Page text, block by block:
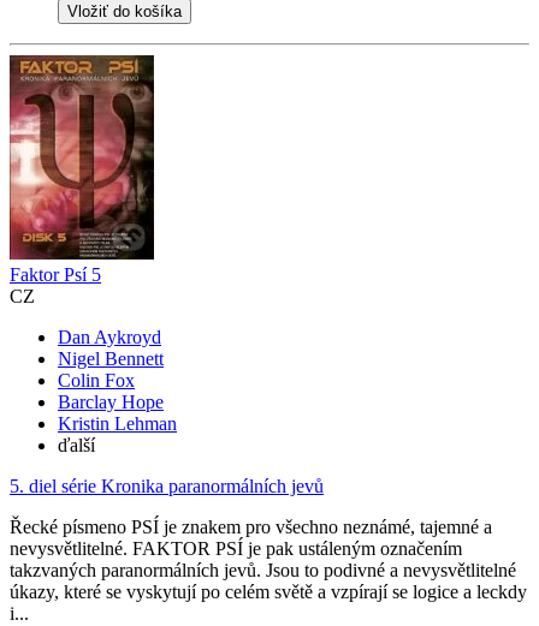
Vložiť do košíka
Faktor Psí 5
CZ
Dan Aykroyd
Nigel Bennett
Colin Fox
Barclay Hope
Kristin Lehman
ďalší
5. diel série Kronika paranormálních jevů
Řecké písmeno PSÍ je znakem pro všechno neznámé, tajemné a
nevysvětlitelné. FAKTOR PSÍ je pak ustáleným označením
takzvaných paranormálních jevů. Jsou to podivné a nevysvětlitelné
úkazy, které se vyskytují po celém světě a vzpírají se logice a leckdy
i...